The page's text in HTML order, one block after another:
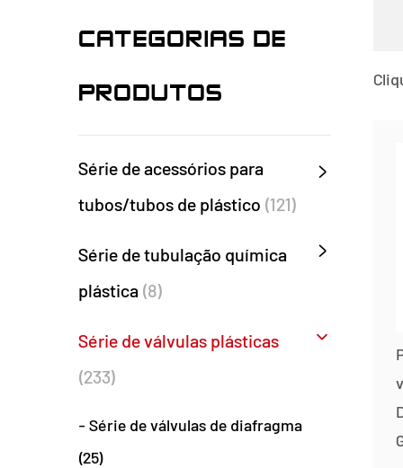
CATEGORIAS DE
PRODUTOS
Série de acessórios para
tubos/tubos de plástico (121)
Série de tubulação química
plástica (8)
Série de válvulas plásticas
(233)
- Série de válvulas de diafragma
(25)